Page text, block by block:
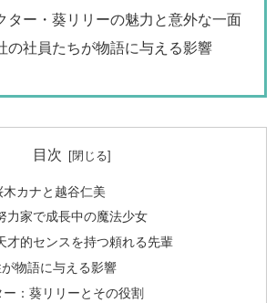
ター・葵リリーの魅力と意外な一面
の社員たちが物語に与える影響
目次
カナと越谷仁美
力家で成長中の魔法少女
才的センスを持つ頼れる先輩
物語に与える影響
：葵リリーとその役割